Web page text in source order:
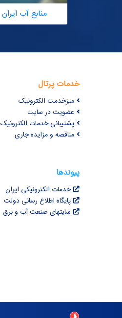
منابع آب ایران
خدمات پرتال
میزخدمت الکترونیک
عضویت در سایت
پشتیبانی خدمات الکترونیک
مناقصه و مزایده جاری
پیوندها
خدمات الکترونیکی ایران
پایگاه اطلاع رسانی دولت
سایتهای صنعت آب و برق